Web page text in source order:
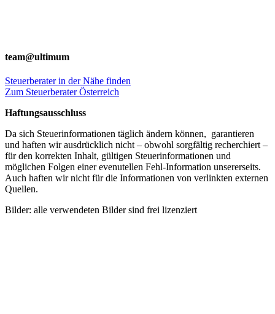
team@ultimum
Steuerberater in der Nähe finden
Zum Steuerberater Österreich
Haftungsausschluss
Da sich Steuerinformationen täglich ändern können, garantieren
und haften wir ausdrücklich nicht – obwohl sorgfältig recherchiert –
für den korrekten Inhalt, gültigen Steuerinformationen und
möglichen Folgen einer evenutellen Fehl-Information unsererseits.
Auch haften wir nicht für die Informationen von verlinkten externen
Quellen.
Bilder: alle verwendeten Bilder sind frei lizenziert